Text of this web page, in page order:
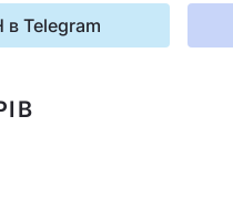
в Telegram